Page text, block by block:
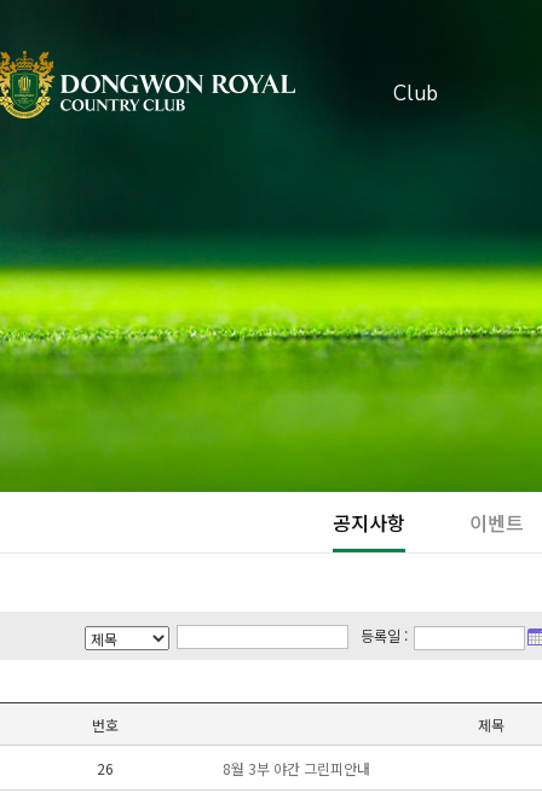
Club
오시는길
주변관광지
공지사항 이벤트
등록일 :
번호 제목
26 8월 3부 야간 그린피안내